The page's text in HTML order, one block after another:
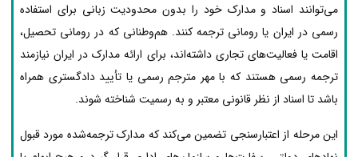
می‌توانند اسناد و مدارک خود را بدون محدودیت زبانی برای استفاده
رسمی در ایران یا رومانی ترجمه کنند. هم‌وطنانی که در رومانی تحصیل،
اقامت یا فعالیت‌های تجاری داشته‌اند، برای ارائه مدارک در ایران نیازمند
ترجمه رسمی هستند که با مهر مترجم رسمی یا تأیید دادگستری همراه
باشد تا اسناد از نظر قانونی معتبر و به رسمیت شناخته شوند.
این مرحله از اعتبارسنجی تضمین می‌کند که مدارک ترجمه‌شده مورد قبول